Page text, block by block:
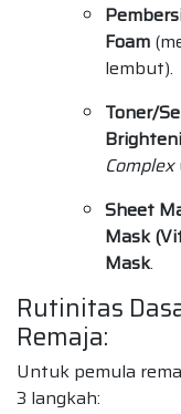
Foam
lembut).
Toner/
Complex
Sheet
Mask
Mask.
Rutinitas
Remaja:
Untuk pemula
3 langkah: